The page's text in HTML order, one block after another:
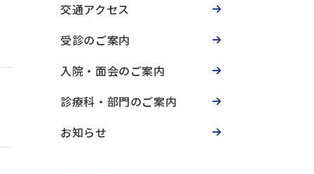
交通アクセス
受診のご案内
入院・面会のご案内
診療科・部門のご案内
お知らせ